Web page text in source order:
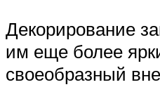
Декорирование
им еще более
своеобразный